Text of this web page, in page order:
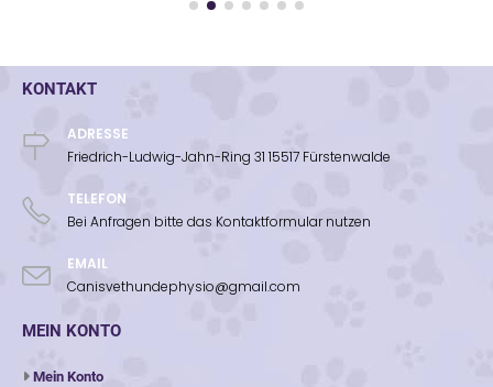
KONTAKT
ADRESSE
Friedrich-Ludwig-Jahn-Ring 31 15517 Fürstenwalde
TELEFON
Bei Anfragen bitte das Kontaktformular nutzen
EMAIL
Canisvethundephysio@gmail.com
MEIN KONTO
Mein Konto